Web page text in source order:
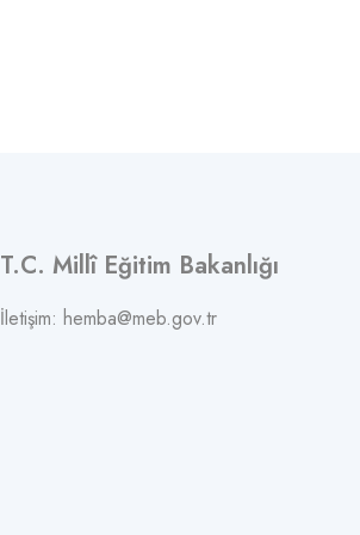
T.C. Millî Eğitim Bakanlığı
İletişim: hemba@meb.gov.tr